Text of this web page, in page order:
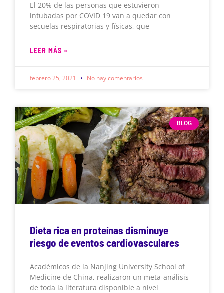
El 20% de las personas que estuvieron
intubadas por COVID 19 van a quedar con
secuelas respiratorias y físicas, que
LEER MÁS »
febrero 25, 2021 No hay comentarios
BLOG
Dieta rica en proteínas disminuye
riesgo de eventos cardiovasculares
Académicos de la Nanjing University School of
Medicine de China, realizaron un meta-análisis
de toda la literatura disponible a nivel